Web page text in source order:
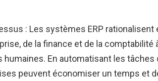
: Les systèmes ERP rationalisent
de la finance et de la comptabilité
En automatisant les tâches
peuvent économiser un temps et